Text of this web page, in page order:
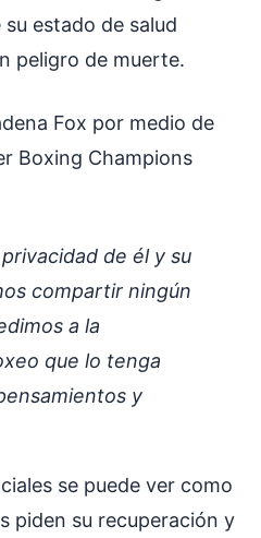
estado de salud
peligro de muerte.
Fox por medio de
Boxing Champions
de él y su
compartir ningún
a la
que lo tenga
y
se puede ver como
piden su recuperación y